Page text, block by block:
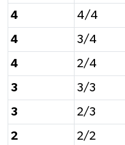
4 4/4
4 3/4
4 2/4
3 3/3
3 2/3
2 2/2